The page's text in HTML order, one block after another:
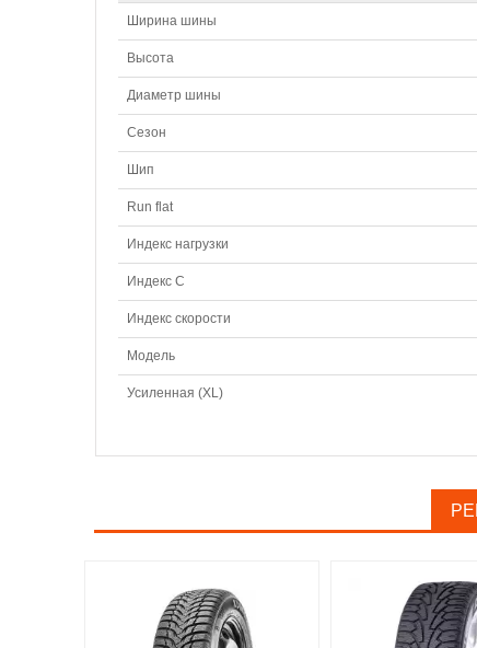
Ширина шины
Высота
Диаметр шины
Сезон
Шип
Run flat
Индекс нагрузки
Индекс С
Индекс скорости
Модель
Усиленная (XL)